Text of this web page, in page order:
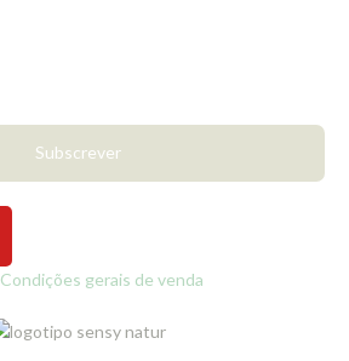
Subscrever
Condições gerais de venda